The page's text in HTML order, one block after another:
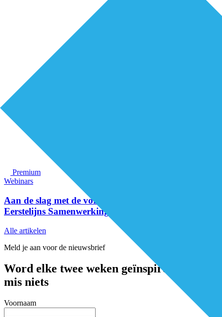
Premium
Webinars
Aan de slag met de vorming van een Regionale
Eerstelijns Samenwerkingsverband (RESV)
Alle artikelen
Meld je aan voor de nieuwsbrief
Word elke twee weken geïnspireerd en
mis niets
Voornaam